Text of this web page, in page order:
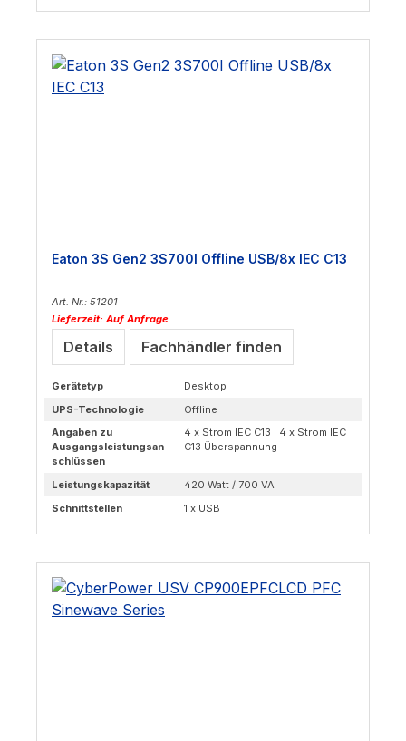
Eaton 3S Gen2 3S700I Offline USB/8x IEC C13
Art. Nr.: 51201
Lieferzeit: Auf Anfrage
Details Fachhändler finden
Gerätetyp
Desktop
UPS-Technologie
Offline
Angaben zu
Ausgangsleistungsan
schlüssen
4 x Strom IEC C13 ¦ 4 x Strom IEC
C13 Überspannung
Leistungskapazität
420 Watt / 700 VA
Schnittstellen
1 x USB